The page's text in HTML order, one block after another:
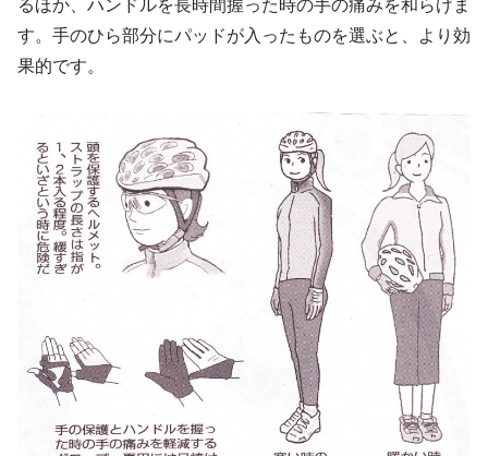
るほか、ハンドルを長時間握った時の手の痛みを和らげま
す。手のひら部分にパッドが入ったものを選ぶと、より効
果的です。